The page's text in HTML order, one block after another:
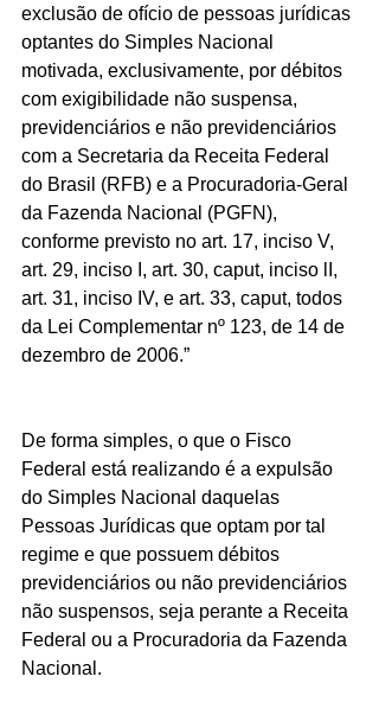
exclusão de ofício de pessoas jurídicas
optantes do Simples Nacional
motivada, exclusivamente, por débitos
com exigibilidade não suspensa,
previdenciários e não previdenciários
com a Secretaria da Receita Federal
do Brasil (RFB) e a Procuradoria-Geral
da Fazenda Nacional (PGFN),
conforme previsto no art. 17, inciso V,
art. 29, inciso I, art. 30, caput, inciso lI,
art. 31, inciso IV, e art. 33, caput, todos
da Lei Complementar nº 123, de 14 de
dezembro de 2006.”
De forma simples, o que o Fisco
Federal está realizando é a expulsão
do Simples Nacional daquelas
Pessoas Jurídicas que optam por tal
regime e que possuem débitos
previdenciários ou não previdenciários
não suspensos, seja perante a Receita
Federal ou a Procuradoria da Fazenda
Nacional.